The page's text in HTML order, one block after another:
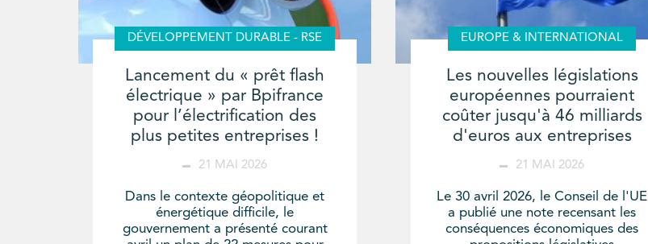
DÉVELOPPEMENT DURABLE - RSE
Lancement du « prêt flash
électrique » par Bpifrance
pour l’électrification des
plus petites entreprises !
21 MAI 2026
Dans le contexte géopolitique et
énergétique difficile, le
gouvernement a présenté courant
EUROPE & INTERNATIONAL
Les nouvelles législations
européennes pourraient
coûter jusqu'à 46 milliards
d'euros aux entreprises
21 MAI 2026
Le 30 avril 2026, le Conseil de l'UE
a publié une note recensant les
conséquences économiques des